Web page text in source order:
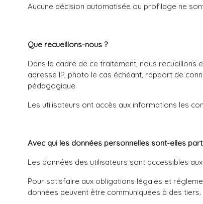
Aucune décision automatisée ou profilage ne
Que recueillons-nous ?
Dans le cadre de ce traitement, nous recueillons
adresse IP, photo le cas échéant, rapport de
pédagogique.
Les utilisateurs ont accès aux informations les
Avec qui les données personnelles sont-elles
Les données des utilisateurs sont accessibles
Pour satisfaire aux obligations légales et
données peuvent être communiquées à des tiers.